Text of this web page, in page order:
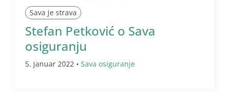
Sava je strava
Stefan Petković o Sava
osiguranju
5. januar 2022 • Sava osiguranje